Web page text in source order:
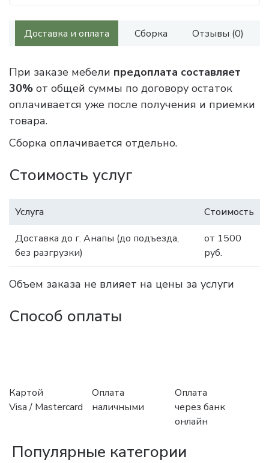
Доставка и оплата Сборка Отзывы (0)
При заказе мебели предоплата составляет
30% от общей суммы по договору остаток
оплачивается уже после получения и приемки
товара.
Сборка оплачивается отдельно.
Стоимость услуг
Услуга
Стоимость
Доставка до г. Анапы (до подъезда,
без разгрузки)
от 1500
руб.
Объем заказа не влияет на цены за услуги
Способ оплаты
Картой
Visa / Mastercard
Оплата
наличными
Оплата
через банк
онлайн
Популярные категории